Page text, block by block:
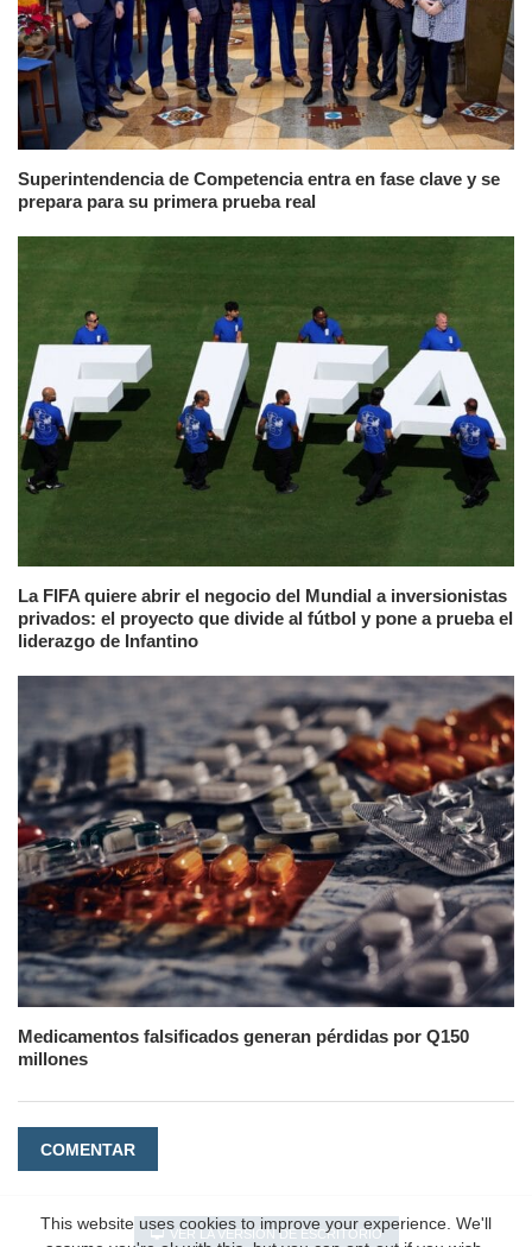
Superintendencia de Competencia entra en fase clave y se
prepara para su primera prueba real
La FIFA quiere abrir el negocio del Mundial a inversionistas
privados: el proyecto que divide al fútbol y pone a prueba el
liderazgo de Infantino
Medicamentos falsificados generan pérdidas por Q150
millones
COMENTAR
VER LA VERSIÓN DE ESCRITORIO
This website uses cookies to improve your experience. We'll